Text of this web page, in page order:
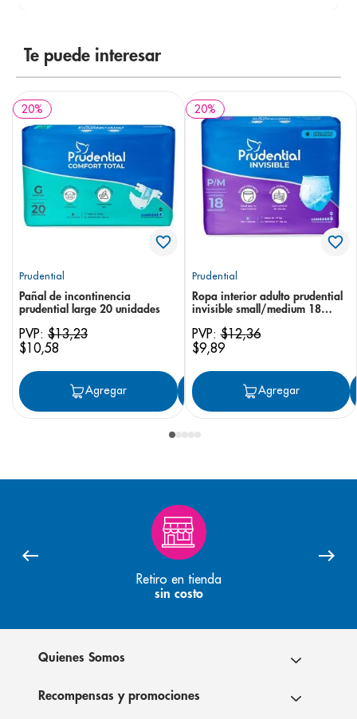
Te puede interesar
20%
Prudential
Pañal de incontinencia
prudential large 20 unidades
PVP: $13,23
$10,58
Agregar Agregar
20%
Prudential
Ropa interior adulto prudential
invisible small/medium 18
PVP:$12,36
$9,89
Agregar
Retiro en tienda
sin costo
Quienes Somos
Recompensas y promociones